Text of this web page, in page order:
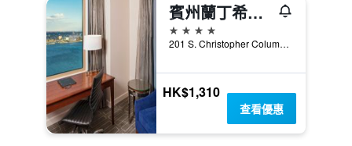
賓州蘭丁希爾頓費城酒店
4星級
201 S. Christopher Columbus Blvd., 費城, PA, 美國
HK$1,310
查看優惠